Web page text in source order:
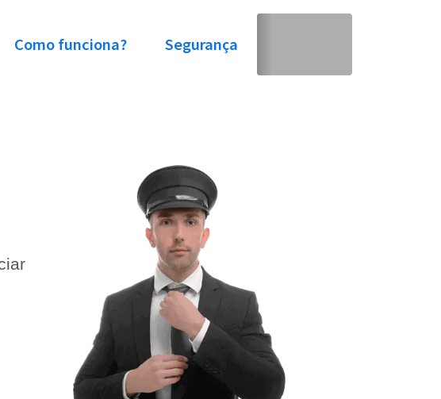
Como funciona? Segurança